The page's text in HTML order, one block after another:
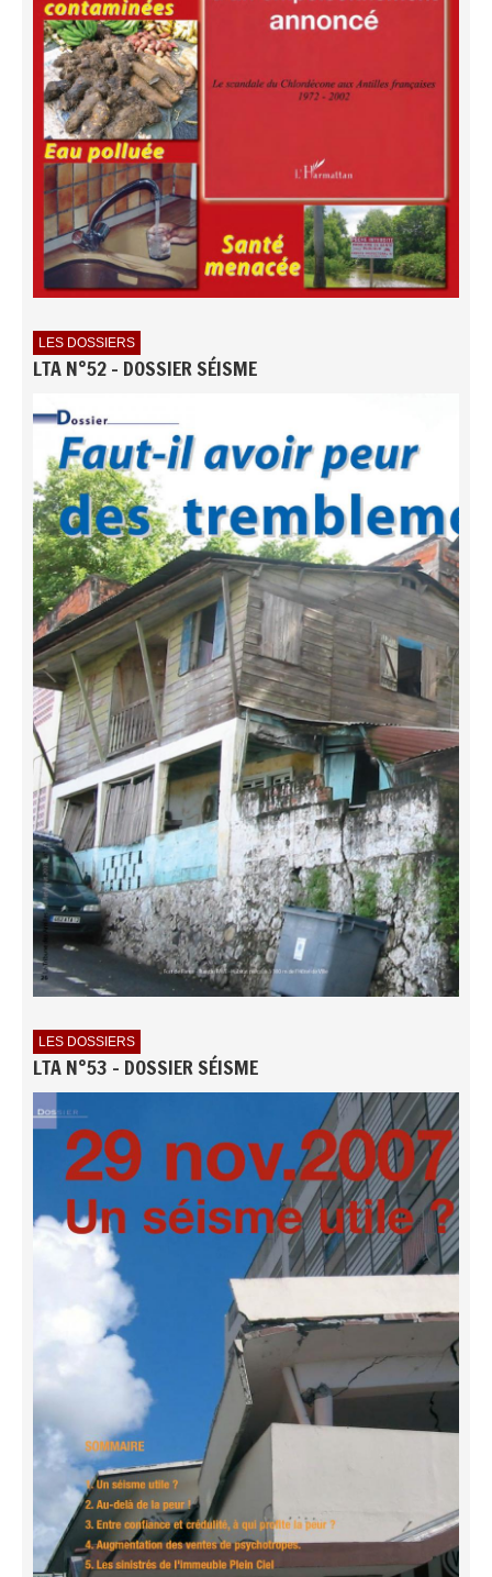
LES DOSSIERS
LTA N°52 - DOSSIER SÉISME
LES DOSSIERS
LTA N°53 - DOSSIER SÉISME